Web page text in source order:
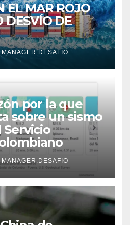
EL MAR ROJO
DESVÍO DE
MANAGER.DESAFIO
por la que
sobre un sismo
MANAGER.DESAFIO